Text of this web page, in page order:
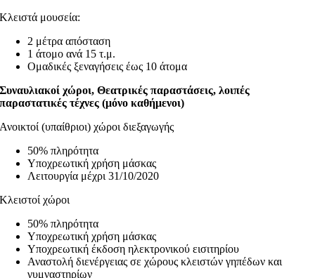
Κλειστά μουσεία:
2 μέτρα απόσταση
1 άτομο ανά 15 τ.μ.
Ομαδικές ξεναγήσεις έως 10 άτομα
Συναυλιακοί χώροι, Θεατρικές παραστάσεις, λοιπές
παραστατικές τέχνες (μόνο καθήμενοι)
Ανοικτοί (υπαίθριοι) χώροι διεξαγωγής
50% πληρότητα
Υποχρεωτική χρήση μάσκας
Λειτουργία μέχρι 31/10/2020
Κλειστοί χώροι
50% πληρότητα
Υποχρεωτική χρήση μάσκας
Υποχρεωτική έκδοση ηλεκτρονικού εισιτηρίου
Αναστολή διενέργειας σε χώρους κλειστών γηπέδων και
γυμναστηρίων